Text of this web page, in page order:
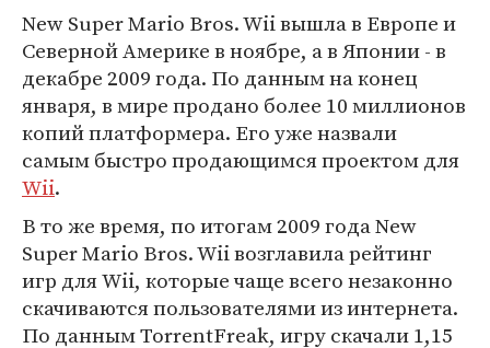
New Super Mario Bros. Wii вышла в Европе и
Северной Америке в ноябре, а в Японии - в
декабре 2009 года. По данным на конец
января, в мире продано более 10 миллионов
копий платформера. Его уже назвали
самым быстро продающимся проектом для
Wii.
В то же время, по итогам 2009 года New
Super Mario Bros. Wii возглавила рейтинг
игр для Wii, которые чаще всего незаконно
скачиваются пользователями из интернета.
По данным TorrentFreak, игру скачали 1,15